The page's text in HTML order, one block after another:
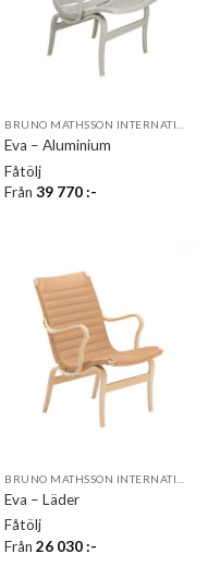
Eva – Aluminium
Fåtölj
Från39 770:-
Eva – Läder
Fåtölj
Från26 030:-